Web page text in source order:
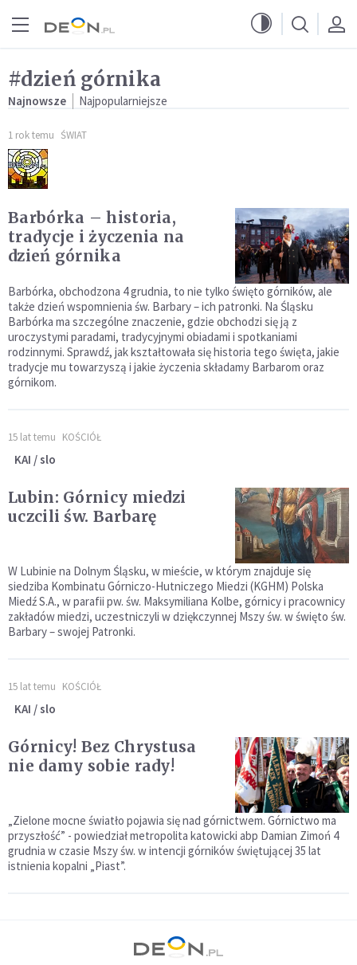
#dzień górnika
Najnowsze Najpopularniejsze
1 rok temu ŚWIAT
Barbórka – historia,
tradycje i życzenia na
dzień górnika
Barbórka, obchodzona 4 grudnia, to nie tylko święto górników, ale
także dzień wspomnienia św. Barbary – ich patronki. Na Śląsku
Barbórka ma szczególne znaczenie, gdzie obchodzi się ją z
uroczystymi paradami, tradycyjnymi obiadami i spotkaniami
rodzinnymi. Sprawdź, jak kształtowała się historia tego święta, jakie
tradycje mu towarzyszą i jakie życzenia składamy Barbarom oraz
górnikom.
15 lat temu KOŚCIÓŁ
KAI / slo
Lubin: Górnicy miedzi
uczcili św. Barbarę
W Lubinie na Dolnym Śląsku, w mieście, w którym znajduje się
siedziba Kombinatu Górniczo-Hutniczego Miedzi (KGHM) Polska
Miedź S.A., w parafii pw. św. Maksymiliana Kolbe, górnicy i pracownicy
zakładów miedzi, uczestniczyli w dziękczynnej Mszy św. w święto św.
Barbary – swojej Patronki.
15 lat temu KOŚCIÓŁ
KAI / slo
Górnicy! Bez Chrystusa
nie damy sobie rady!
„Zielone mocne światło pojawia się nad górnictwem. Górnictwo ma
przyszłość” - powiedział metropolita katowicki abp Damian Zimoń 4
grudnia w czasie Mszy św. w intencji górników świętującej 35 lat
istnienia kopalni „Piast”.